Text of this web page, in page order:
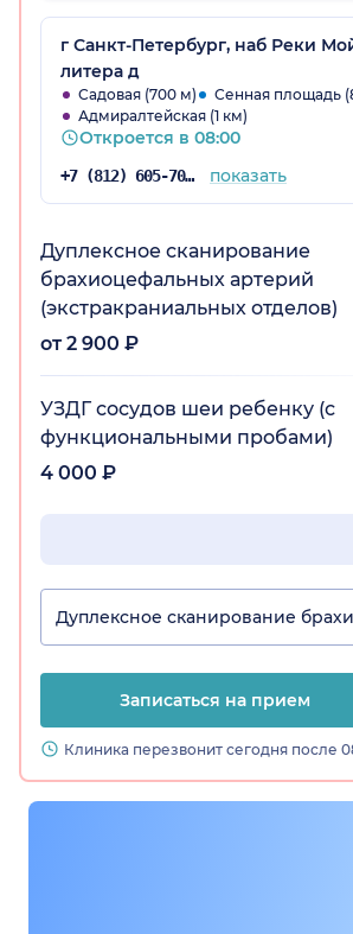
г Санкт-Петербург, наб Реки
литера д
Садовая (700 м)
Сенная площадь
Адмиралтейская (1 км)
Откроется в 08:00
+7 (812) 605-70-67 показать
Дуплексное сканирование
брахиоцефальных артерий
(экстракраниальных отделов)
от 2 900 ₽
УЗДГ сосудов шеи ребенку (с
функциональными пробами)
4 000 ₽
Записаться на прием
Клиника перезвонит сегодня после